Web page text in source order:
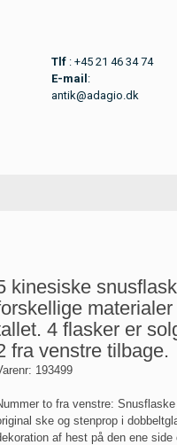
Tlf: +45 21 46 34 74
E-mail :
antik@adagio.dk
kinesiske
4 flasker er
fra venstre tilbage.
193499
to fra venstre: Snusflaske
ske og stenprop i
af hest på den ene side